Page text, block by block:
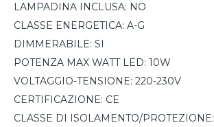
LAMPADINA INCLUSA: NO
CLASSE ENERGETICA: A-G
DIMMERABILE: SI
POTENZA MAX WATT LED: 10W
VOLTAGGIO-TENSIONE: 220-230V
CERTIFICAZIONE: CE
CLASSE DI ISOLAMENTO/PROTEZIONE: